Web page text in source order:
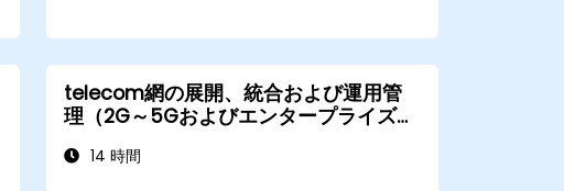
telecom網の展開、統合および運用管
理（2G～5Gおよびエンタープライズ
14 時間